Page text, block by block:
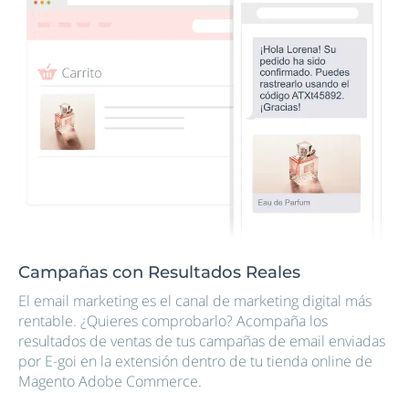
Campañas con Resultados Reales
El email marketing es el canal de marketing digital más
rentable. ¿Quieres comprobarlo? Acompaña los
resultados de ventas de tus campañas de email enviadas
por E-goi en la extensión dentro de tu tienda online de
Magento Adobe Commerce.